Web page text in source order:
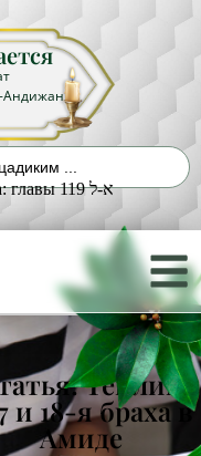
Андижан
Теилим на сегодня - 25 Ава: главы 119 א-ל
Теилим
и 18-я браха в
Амиде